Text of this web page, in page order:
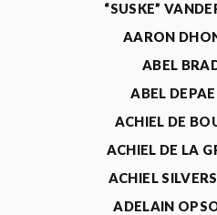
“SUSKE”
AARON
ABEL
ABEL
ACHIEL DE
ACHIEL DE LA
ACHIEL
ADELAIN